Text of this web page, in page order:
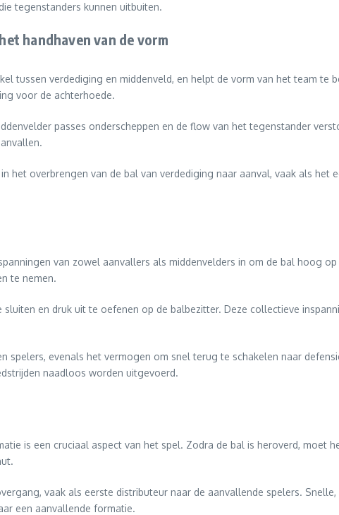
tegenstanders kunnen uitbuiten.
handhaven van de vorm
tussen verdediging en middenveld, en helpt de vorm van het team
voor de achterhoede.
passes onderscheppen en de flow van het tegenstander
het overbrengen van de bal van verdediging naar aanval, vaak als
van zowel aanvallers als middenvelders in om de bal hoog
te nemen.
en druk uit te oefenen op de balbezitter. Deze collectieve
spelers, evenals het vermogen om snel terug te schakelen naar
naadloos worden uitgevoerd.
is een cruciaal aspect van het spel. Zodra de bal is heroverd, moet
vaak als eerste distributeur naar de aanvallende spelers.
een aanvallende formatie.